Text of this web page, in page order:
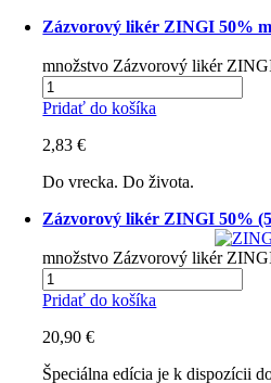
Zázvorový likér ZINGI 50%
množstvo Zázvorový likér
Pridať do košíka
2,83€
Do vrecka. Do života.
Zázvorový likér ZINGI 50%
množstvo Zázvorový likér
Pridať do košíka
20,90€
Špeciálna edícia je k dispozícii